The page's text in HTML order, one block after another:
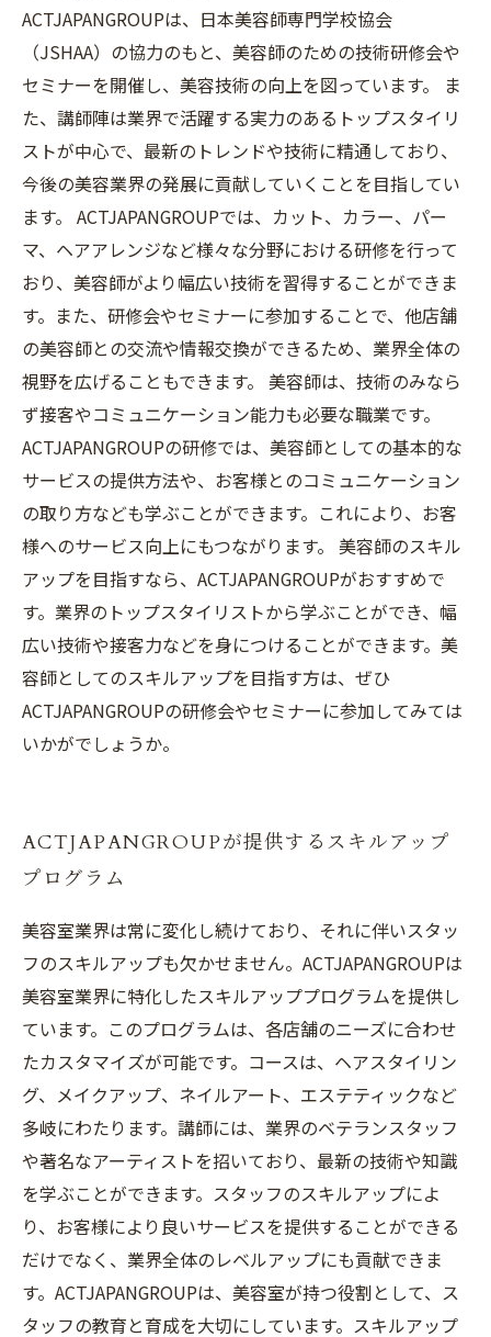
ACTJAPANGROUPは、日本美容師専門学校協会
（JSHAA）の協力のもと、美容師のための技術研修会や
セミナーを開催し、美容技術の向上を図っています。 ま
た、講師陣は業界で活躍する実力のあるトップスタイリ
ストが中心で、最新のトレンドや技術に精通しており、
今後の美容業界の発展に貢献していくことを目指してい
ます。 ACTJAPANGROUPでは、カット、カラー、パー
マ、ヘアアレンジなど様々な分野における研修を行って
おり、美容師がより幅広い技術を習得することができま
す。また、研修会やセミナーに参加することで、他店舗
の美容師との交流や情報交換ができるため、業界全体の
視野を広げることもできます。 美容師は、技術のみなら
ず接客やコミュニケーション能力も必要な職業です。
ACTJAPANGROUPの研修では、美容師としての基本的な
サービスの提供方法や、お客様とのコミュニケーション
の取り方なども学ぶことができます。これにより、お客
様へのサービス向上にもつながります。 美容師のスキル
アップを目指すなら、ACTJAPANGROUPがおすすめで
す。業界のトップスタイリストから学ぶことができ、幅
広い技術や接客力などを身につけることができます。美
容師としてのスキルアップを目指す方は、ぜひ
ACTJAPANGROUPの研修会やセミナーに参加してみては
いかがでしょうか。
ACTJAPANGROUPが提供するスキルアップ
プログラム
美容室業界は常に変化し続けており、それに伴いスタッ
フのスキルアップも欠かせません。ACTJAPANGROUPは
美容室業界に特化したスキルアッププログラムを提供し
ています。このプログラムは、各店舗のニーズに合わせ
たカスタマイズが可能です。コースは、ヘアスタイリン
グ、メイクアップ、ネイルアート、エステティックなど
多岐にわたります。講師には、業界のベテランスタッフ
や著名なアーティストを招いており、最新の技術や知識
を学ぶことができます。スタッフのスキルアップによ
り、お客様により良いサービスを提供することができる
だけでなく、業界全体のレベルアップにも貢献できま
す。ACTJAPANGROUPは、美容室が持つ役割として、ス
タッフの教育と育成を大切にしています。スキルアップ